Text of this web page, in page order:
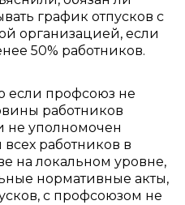
график отпусков с
организацией, если
50% работников.
если профсоюз не
работников
не уполномочен
работников в
на локальном уровне,
нормативные акты,
с профсоюзом не